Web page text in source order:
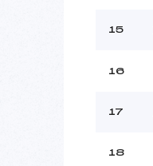
15
16
17
18